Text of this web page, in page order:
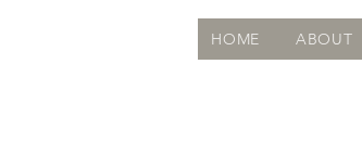
HOME ABOUT